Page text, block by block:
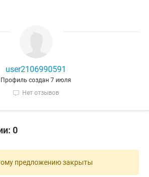
user2106990591
Профиль создан 7 июля
Нет отзывов
0
предложению закрыты